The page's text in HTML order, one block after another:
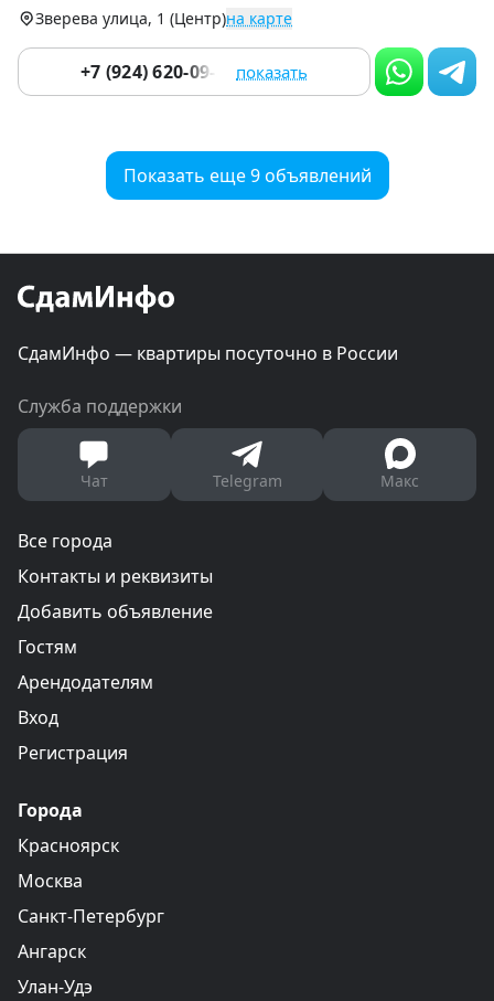
Зверева улица, 1 (Центр)на карте
+7 (924) 620-09-33 показать
Показать еще 9 объявлений
СдамИнфо — квартиры посуточно в России
Служба поддержки
Чат Telegram Макс
Все города
Контакты и реквизиты
Добавить объявление
Гостям
Арендодателям
Вход
Регистрация
Города
Красноярск
Москва
Санкт-Петербург
Ангарск
Улан-Удэ